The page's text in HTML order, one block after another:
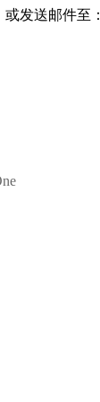
发送邮件至：